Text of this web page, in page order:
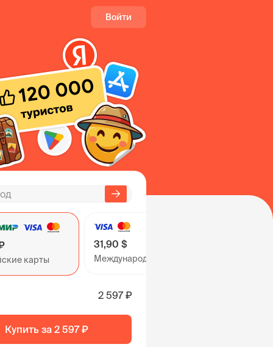
Войти
карты
31,90 $
Международные карты
2 597 ₽
Купить за 2 597 ₽